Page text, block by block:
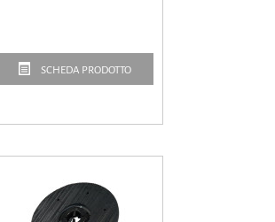
SCHEDA PRODOTTO